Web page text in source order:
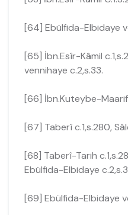
[64] Ebülfida-Elbidaye
[65] İbn.Esîr-Kâmil
vennihaye c.2,s.33.
[66] İbn.Kuteybe-Maarif
[67] Taberî c.1,s.280,
[68] Taberî-Tarih
Ebülfida-Elbidaye
[69] Ebülfida-Elbidaye